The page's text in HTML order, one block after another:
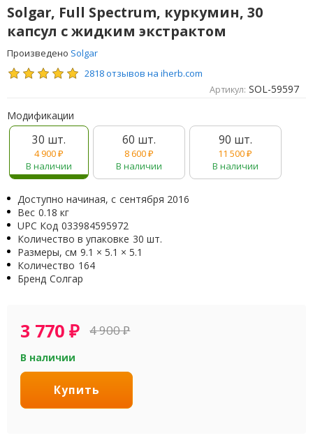
Solgar, Full Spectrum, куркумин, 30
капсул с жидким экстрактом
Произведено Solgar
2818 отзывов на iherb.com
Артикул: SOL-59597
Модификации
30 шт.
4 900₽
В наличии
60 шт.
8 600₽
В наличии
90 шт.
11 500₽
В наличии
Доступно начиная, с сентября 2016
Вес 0.18 кг
UPC Код 033984595972
Количество в упаковке 30 шт.
Размеры, см 9.1 × 5.1 × 5.1
Количество 164
Бренд Солгар
3 770₽ 4 900₽
В наличии
Купить